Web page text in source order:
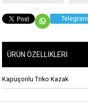
Telegram
ÜRÜN ÖZELLIKLERI
Kapüşonlu Triko Kazak